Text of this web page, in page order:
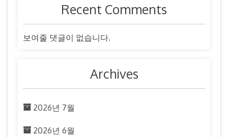
Recent Comments
보여줄 댓글이 없습니다.
Archives
2026년 7월
2026년 6월